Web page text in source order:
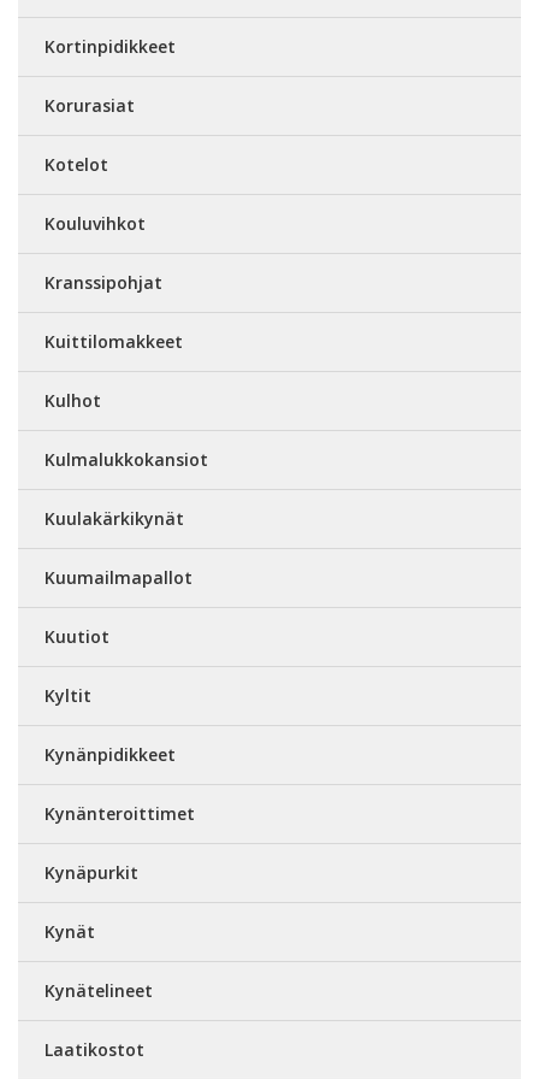
Kortinpidikkeet
Korurasiat
Kotelot
Kouluvihkot
Kranssipohjat
Kuittilomakkeet
Kulhot
Kulmalukkokansiot
Kuulakärkikynät
Kuumailmapallot
Kuutiot
Kyltit
Kynänpidikkeet
Kynänteroittimet
Kynäpurkit
Kynät
Kynätelineet
Laatikostot